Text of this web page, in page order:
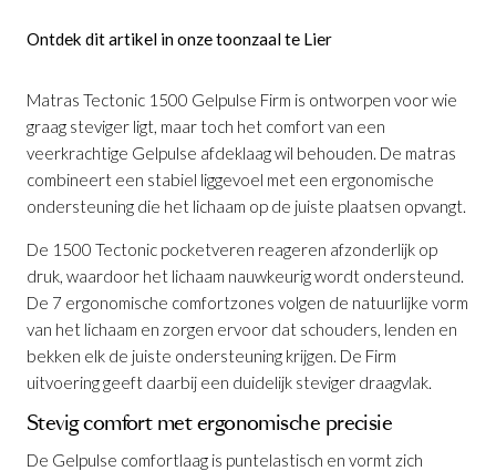
Ontdek dit artikel in onze toonzaal te Lier
Matras Tectonic 1500 Gelpulse Firm is ontworpen voor wie
graag steviger ligt, maar toch het comfort van een
veerkrachtige Gelpulse afdeklaag wil behouden. De matras
combineert een stabiel liggevoel met een ergonomische
ondersteuning die het lichaam op de juiste plaatsen opvangt.
De 1500 Tectonic pocketveren reageren afzonderlijk op
druk, waardoor het lichaam nauwkeurig wordt ondersteund.
De 7 ergonomische comfortzones volgen de natuurlijke vorm
van het lichaam en zorgen ervoor dat schouders, lenden en
bekken elk de juiste ondersteuning krijgen. De Firm
uitvoering geeft daarbij een duidelijk steviger draagvlak.
Stevig comfort met ergonomische precisie
De Gelpulse comfortlaag is puntelastisch en vormt zich
Matras Liv Tectonic 1500 Gelpulse Latex
Firm
is toegevoegd aan je winkelmandje